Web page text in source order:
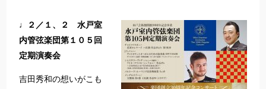
♩２／１、２ 水戸室
内管弦楽団第１０５回
定期演奏会
吉田秀和の想いがこも